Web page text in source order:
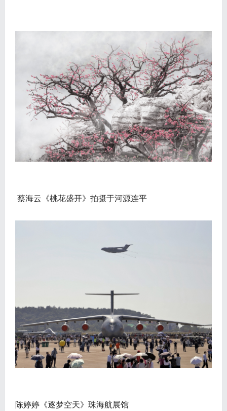
蔡海云《桃花盛开》拍摄于河源连平
陈婷婷《逐梦空天》珠海航展馆